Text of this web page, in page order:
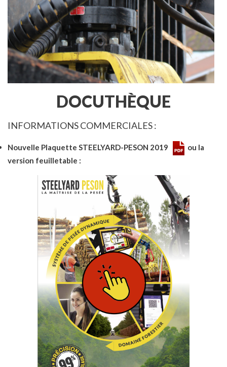
DOCUTHÈQUE
INFORMATIONS COMMERCIALES :
Nouvelle Plaquette STEELYARD-PESON 2019
ou la
version feuilletable :